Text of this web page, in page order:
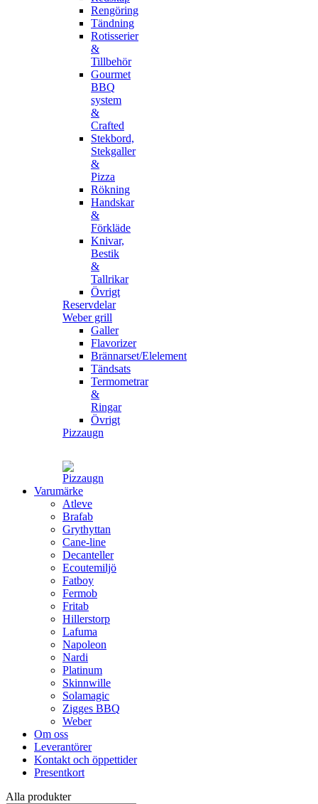
Rengöring
Tändning
Rotisserier
&
Tillbehör
Gourmet
BBQ
system
&
Crafted
Stekbord,
Stekgaller
&
Pizza
Rökning
Handskar
&
Förkläde
Knivar,
Bestik
&
Tallrikar
Övrigt
Reservdelar
Weber grill
Galler
Flavorizer
Brännarset/Elelement
Tändsats
Termometrar
&
Ringar
Övrigt
Pizzaugn
Varumärke
Atleve
Brafab
Grythyttan
Cane-line
Decanteller
Ecoutemiljö
Fatboy
Fermob
Fritab
Hillerstorp
Lafuma
Napoleon
Nardi
Platinum
Skinnwille
Solamagic
Zigges BBQ
Weber
Om oss
Leverantörer
Kontakt och öppettider
Presentkort
Alla produkter